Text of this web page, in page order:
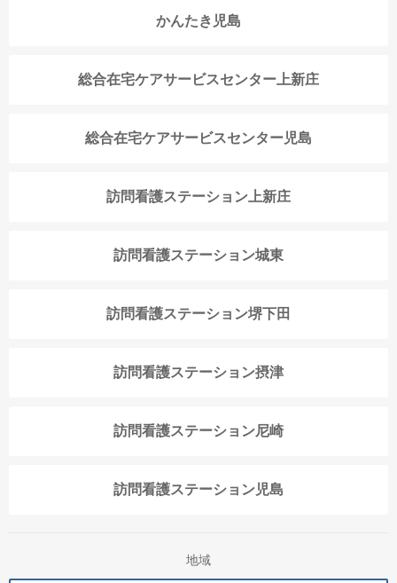
かんたき児島
総合在宅ケアサービスセンター上新庄
総合在宅ケアサービスセンター児島
訪問看護ステーション上新庄
訪問看護ステーション城東
訪問看護ステーション堺下田
訪問看護ステーション摂津
訪問看護ステーション尼崎
訪問看護ステーション児島
地域